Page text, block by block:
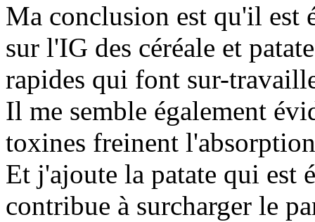
Ma conclusion est qu'il est
sur l'IG des céréale et
rapides qui font sur-
Il me semble également
toxines freinent
Et j'ajoute la patate qui est
contribue à surcharger le